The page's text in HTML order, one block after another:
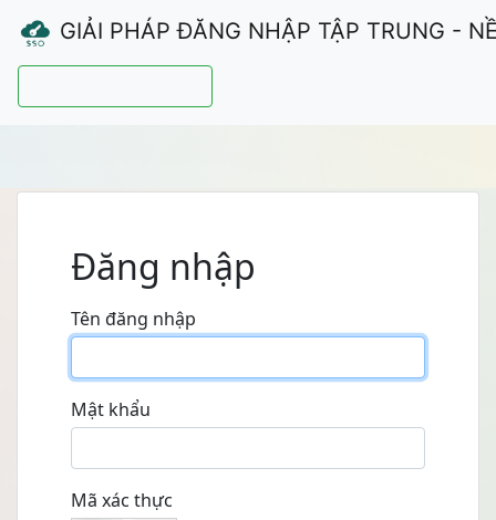
GIẢI PHÁP ĐĂNG NHẬP TẬP TRUNG -
Đăng nhập
Tên đăng nhập
Mật khẩu
Mã xác thực